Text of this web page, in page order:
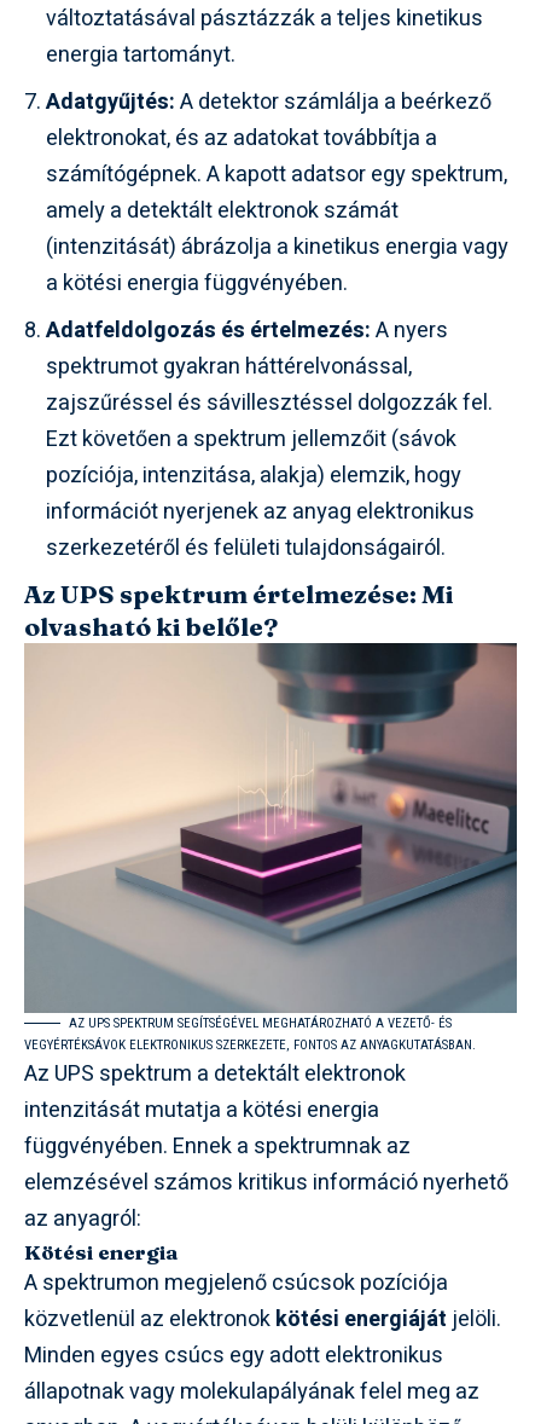
változtatásával pásztázzák a teljes kinetikus
energia tartományt.
Adatgyűjtés:A detektor számlálja a beérkező
elektronokat, és az adatokat továbbítja a
számítógépnek. A kapott adatsor egy spektrum,
amely a detektált elektronok számát
(intenzitását) ábrázolja a kinetikus energia vagy
a kötési energia függvényében.
Adatfeldolgozás és értelmezés:A nyers
spektrumot gyakran háttérelvonással,
zajszűréssel és sávillesztéssel dolgozzák fel.
Ezt követően a spektrum jellemzőit (sávok
pozíciója, intenzitása, alakja) elemzik, hogy
információt nyerjenek az anyag elektronikus
szerkezetéről és felületi tulajdonságairól.
Az UPS spektrum értelmezése: Mi
olvasható ki belőle?
AZ UPS SPEKTRUM SEGÍTSÉGÉVEL MEGHATÁROZHATÓ A VEZETŐ- ÉS
VEGYÉRTÉKSÁVOK ELEKTRONIKUS SZERKEZETE, FONTOS AZ ANYAGKUTATÁSBAN.
Az UPS spektrum a detektált elektronok
intenzitását mutatja a kötési energia
függvényében. Ennek a spektrumnak az
elemzésével számos kritikus információ nyerhető
az anyagról:
Kötési energia
A spektrumon megjelenő csúcsok pozíciója
közvetlenül az elektronokkötési energiáját jelöli.
Minden egyes csúcs egy adott elektronikus
állapotnak vagy molekulapályának felel meg az